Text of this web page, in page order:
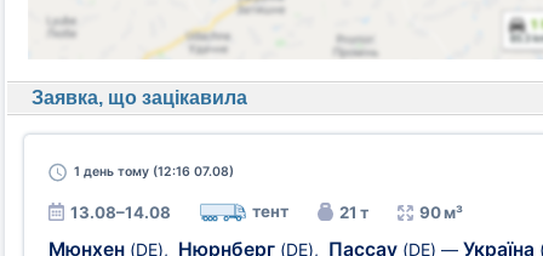
Заявка, що зацікавила
1 деньтому (12:16 07.08)
13.08–14.08 тент 21 т 90 м³
Мюнхен (DE), Нюрнберг (DE), Пассау (DE) — Україна